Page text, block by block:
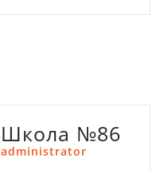
Школа №86
administrator